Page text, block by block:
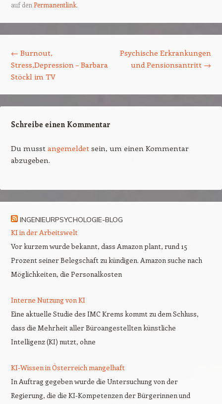
auf den Permanentlink.
← Burnout,
Stress,Depression – Barbara
Stöckl im TV
Psychische Erkrankungen
und Pensionsantritt →
Schreibe einen Kommentar
Du musst angemeldetsein, um einen Kommentar
abzugeben.
INGENIEURPSYCHOLOGIE-BLOG
KI in der Arbeitswelt
Vor kurzem wurde bekannt, dass Amazon plant, rund 15
Prozent seiner Belegschaft zu kündigen. Amazon suche nach
Möglichkeiten, die Personalkosten
Interne Nutzung von KI
Eine aktuelle Studie des IMC Krems kommt zu dem Schluss,
dass die Mehrheit aller Büroangestellten künstliche
Intelligenz (KI) nutzt, ohne
KI-Wissen in Österreich mangelhaft
In Auftrag gegeben wurde die Untersuchung von der
Regierung, die die KI-Kompetenzen der Bürgerinnen und